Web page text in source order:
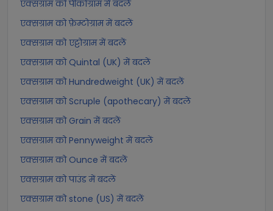
एक्सग्राम को पीकोग्राम में बदलें
एक्सग्राम को फ़ेम्टोग्राम में बदलें
एक्सग्राम को एट्टोग्राम में बदलें
एक्सग्राम को Quintal (UK) में बदलें
एक्सग्राम को Hundredweight (UK) में बदलें
एक्सग्राम को Scruple (apothecary) में बदलें
एक्सग्राम को Grain में बदलें
एक्सग्राम को Pennyweight में बदलें
एक्सग्राम को Ounce में बदलें
एक्सग्राम को पाउंड में बदलें
एक्सग्राम को stone (US) में बदलें